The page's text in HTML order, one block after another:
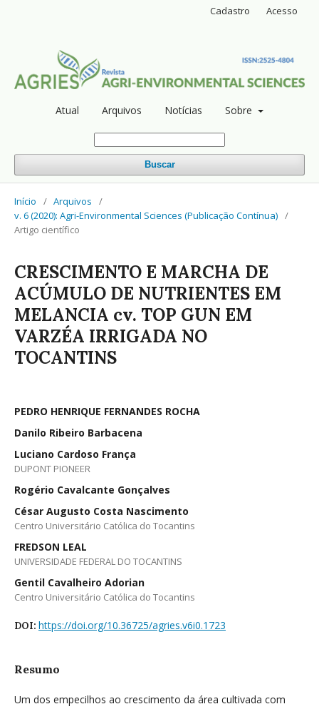
Atual Arquivos Notícias Sobre
Buscar
Cadastro Acesso
Início / Arquivos
/
v. 6 (2020): Agri-Environmental Sciences (Publicação Contínua) /
Artigo científico
CRESCIMENTO E MARCHA DE
ACÚMULO DE NUTRIENTES EM
MELANCIA cv. TOP GUN EM
VARZÉA IRRIGADA NO
TOCANTINS
PEDRO HENRIQUE FERNANDES ROCHA
Danilo Ribeiro Barbacena
Luciano Cardoso França
DUPONT PIONEER
Rogério Cavalcante Gonçalves
César Augusto Costa Nascimento
Centro Universitário Católica do Tocantins
FREDSON LEAL
UNIVERSIDADE FEDERAL DO TOCANTINS
Gentil Cavalheiro Adorian
Centro Universitário Católica do Tocantins
DOI: https://doi.org/10.36725/agries.v6i0.1723
Resumo
Um dos empecilhos ao crescimento da área cultivada com